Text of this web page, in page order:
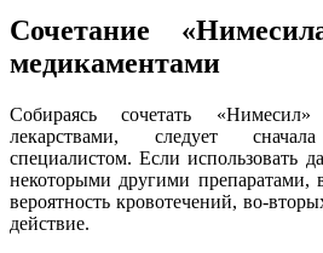
Сочетание
медикаментами
Собираясь сочетать
лекарствами, следует
специалистом. Если использовать
некоторыми другими препаратами,
вероятность кровотечений, во-
действие.